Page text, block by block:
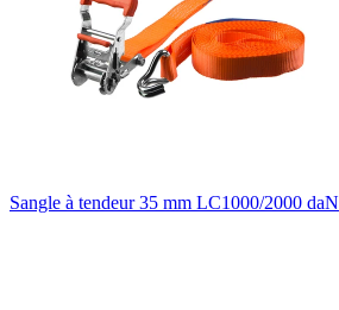
Sangle à tendeur 35 mm LC1000/2000 daN